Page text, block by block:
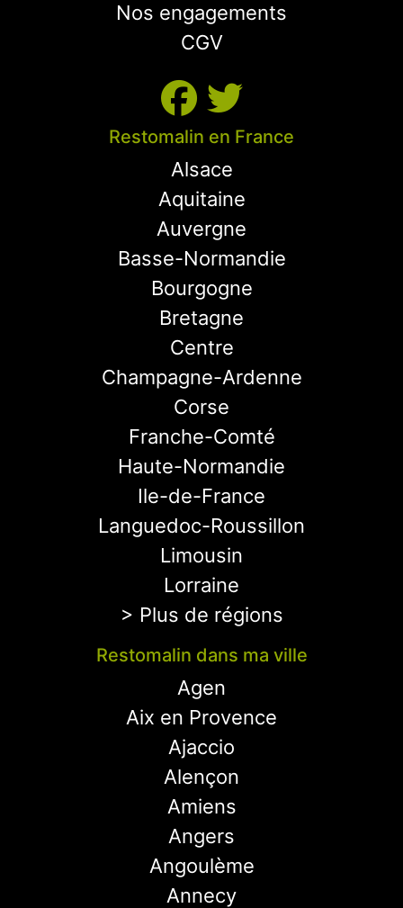
Nos engagements
CGV
Restomalin en France
Alsace
Aquitaine
Auvergne
Basse-Normandie
Bourgogne
Bretagne
Centre
Champagne-Ardenne
Corse
Franche-Comté
Haute-Normandie
Ile-de-France
Languedoc-Roussillon
Limousin
Lorraine
> Plus de régions
Restomalin dans ma ville
Agen
Aix en Provence
Ajaccio
Alençon
Amiens
Angers
Angoulème
Annecy